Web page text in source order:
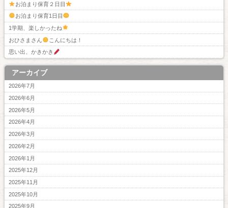
お泊まり保育２日目
お泊まり保育1日目
1学期、楽しかったね
おひさまさん
こんにちは！
思い出、かきかき
アーカイブ
2026年7月
2026年6月
2026年5月
2026年4月
2026年3月
2026年2月
2026年1月
2025年12月
2025年11月
2025年10月
2025年9月